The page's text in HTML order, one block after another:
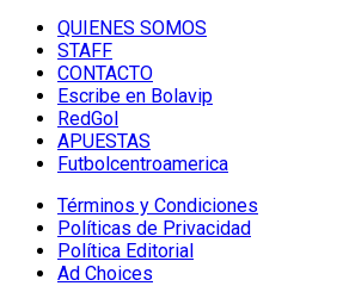
QUIENES SOMOS
STAFF
CONTACTO
Escribe en Bolavip
RedGol
APUESTAS
Futbolcentroamerica
Términos y Condiciones
Políticas de Privacidad
Política Editorial
Ad Choices